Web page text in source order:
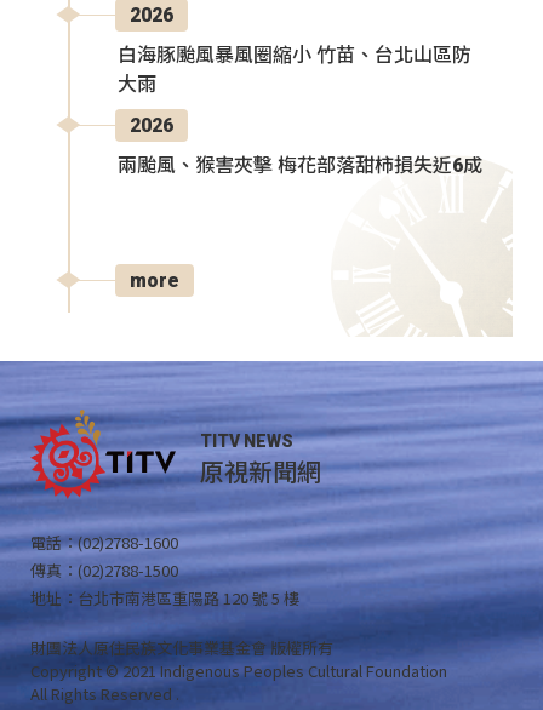
2026
白海豚颱風暴風圈縮小 竹苗、台北山區防
大雨
2026
兩颱風、猴害夾擊 梅花部落甜柿損失近6成
more
TITV NEWS
原視新聞網
電話：(02)2788-1600
傳真：(02)2788-1500
地址：台北市南港區重陽路 120 號 5 樓
財團法人原住民族文化事業基金會 版權所有
Copyright © 2021 Indigenous Peoples Cultural Foundation
All Rights Reserved .